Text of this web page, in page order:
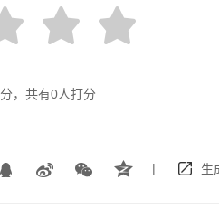
分，共有0人打分
| 生